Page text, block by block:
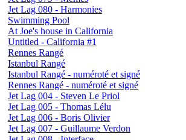
Jet Lag 080 - Harmonies
Swimming Pool
At Joe's house in California
Untitled - California #1
Rennes Rangé
Istanbul Rangé
Istanbul Rangé - numéroté et signé
Rennes Rangé - numéroté et signé
Jet Lag 004 - Steven Le Priol
Jet Lag 005 - Thomas Lélu
Jet Lag 006 - Boris Olivier
Jet Lag 007 - Guillaume Verdon